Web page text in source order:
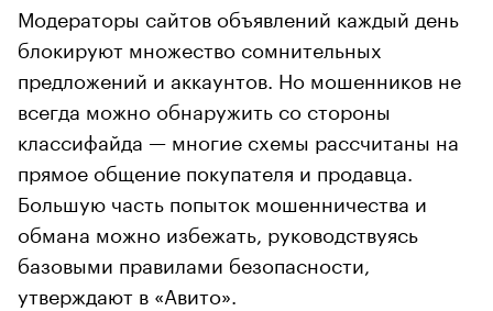
Модераторы сайтов объявлений каждый день
блокируют множество сомнительных
предложений и аккаунтов. Но мошенников не
всегда можно обнаружить со стороны
классифайда — многие схемы рассчитаны на
прямое общение покупателя и продавца.
Большую часть попыток мошенничества и
обмана можно избежать, руководствуясь
базовыми правилами безопасности,
утверждают в «Авито».